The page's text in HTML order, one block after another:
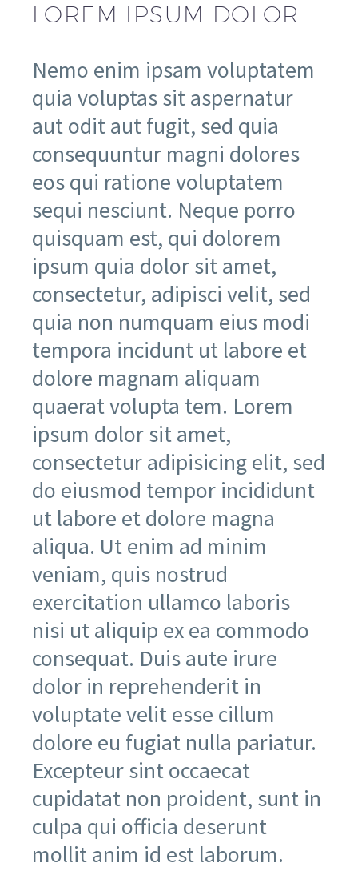
LOREM IPSUM DOLOR
Nemo enim ipsam voluptatem
quia voluptas sit aspernatur
aut odit aut fugit, sed quia
consequuntur magni dolores
eos qui ratione voluptatem
sequi nesciunt. Neque porro
quisquam est, qui dolorem
ipsum quia dolor sit amet,
consectetur, adipisci velit, sed
quia non numquam eius modi
tempora incidunt ut labore et
dolore magnam aliquam
quaerat volupta tem. Lorem
ipsum dolor sit amet,
consectetur adipisicing elit, sed
do eiusmod tempor incididunt
ut labore et dolore magna
aliqua. Ut enim ad minim
veniam, quis nostrud
exercitation ullamco laboris
nisi ut aliquip ex ea commodo
consequat. Duis aute irure
dolor in reprehenderit in
voluptate velit esse cillum
dolore eu fugiat nulla pariatur.
Excepteur sint occaecat
cupidatat non proident, sunt in
culpa qui officia deserunt
mollit anim id est laborum.